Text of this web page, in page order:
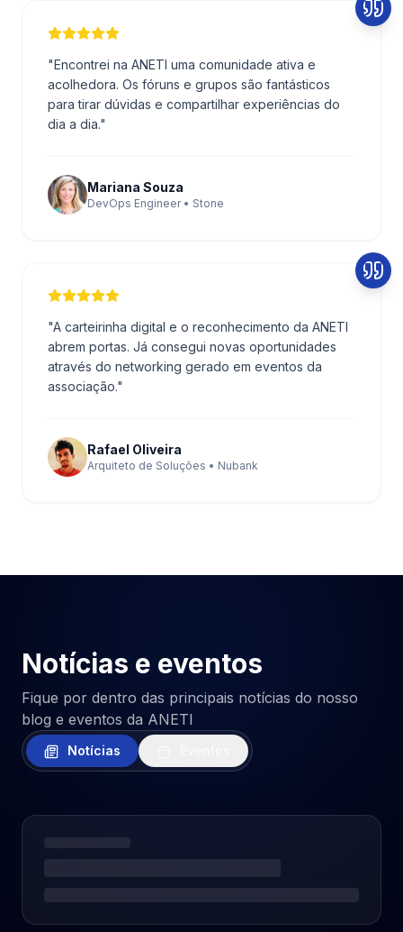
"Encontrei na ANETI uma comunidade ativa e
acolhedora. Os fóruns e grupos são fantásticos
para tirar dúvidas e compartilhar experiências do
dia a dia."
Mariana Souza
DevOps Engineer • Stone
"A carteirinha digital e o reconhecimento da ANETI
abrem portas. Já consegui novas oportunidades
através do networking gerado em eventos da
associação."
Rafael Oliveira
Arquiteto de Soluções • Nubank
Notícias e eventos
Fique por dentro das principais notícias do nosso
blog e eventos da ANETI
Notícias